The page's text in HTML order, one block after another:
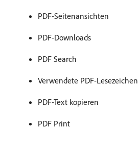
PDF-Seitenansichten
PDF-Downloads
PDF Search
Verwendete PDF-Lesezeichen
PDF-Text kopieren
PDF Print